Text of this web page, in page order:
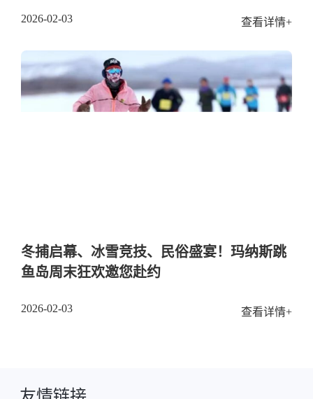
2026-02-03 查看详情+
冬捕启幕、冰雪竞技、民俗盛宴！玛纳斯跳
鱼岛周末狂欢邀您赴约
2026-02-03 查看详情+